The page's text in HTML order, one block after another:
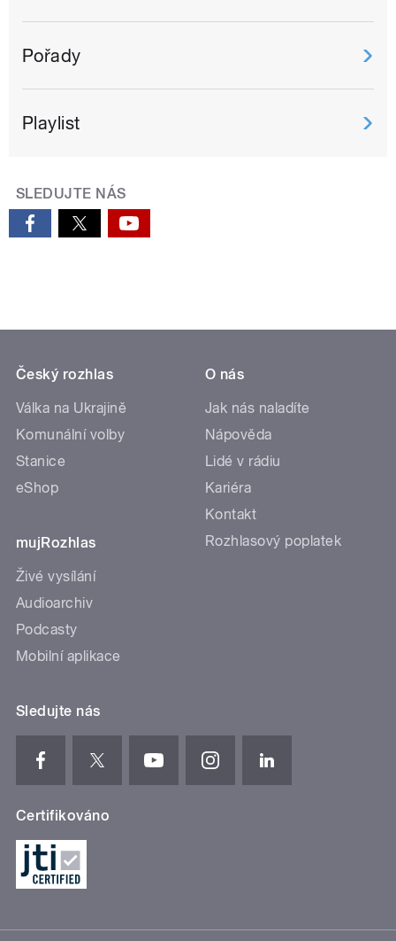
Pořady
Playlist
SLEDUJTE NÁS
Český rozhlas
Válka na Ukrajině
Komunální volby
Stanice
eShop
mujRozhlas
Živé vysílání
Audioarchiv
Podcasty
Mobilní aplikace
O nás
Jak nás naladíte
Nápověda
Lidé v rádiu
Kariéra
Kontakt
Rozhlasový poplatek
Sledujte nás
Certifikováno